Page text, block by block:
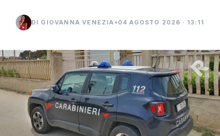
DI GIOVANNA VENEZIA • 04 AGOSTO 2026 · 13:11